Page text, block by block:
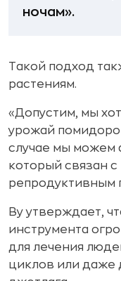
ночам».
Такой подход
растениям.
«Допустим, мы
урожай
случае мы можем
который связан
репродуктивным
Ву утверждает,
инструмента
для лечения
циклов или даже